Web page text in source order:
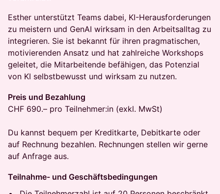
Esther unterstützt Teams dabei, KI-Herausforderungen
zu meistern und GenAI wirksam in den Arbeitsalltag zu
integrieren. Sie ist bekannt für ihren pragmatischen,
motivierenden Ansatz und hat zahlreiche Workshops
geleitet, die Mitarbeitende befähigen, das Potenzial
von KI selbstbewusst und wirksam zu nutzen.
Preis und Bezahlung
CHF 690.– pro Teilnehmer:in (exkl. MwSt)
Du kannst bequem per Kreditkarte, Debitkarte oder
auf Rechnung bezahlen. Rechnungen stellen wir gerne
auf Anfrage aus.
Teilnahme- und Geschäftsbedingungen